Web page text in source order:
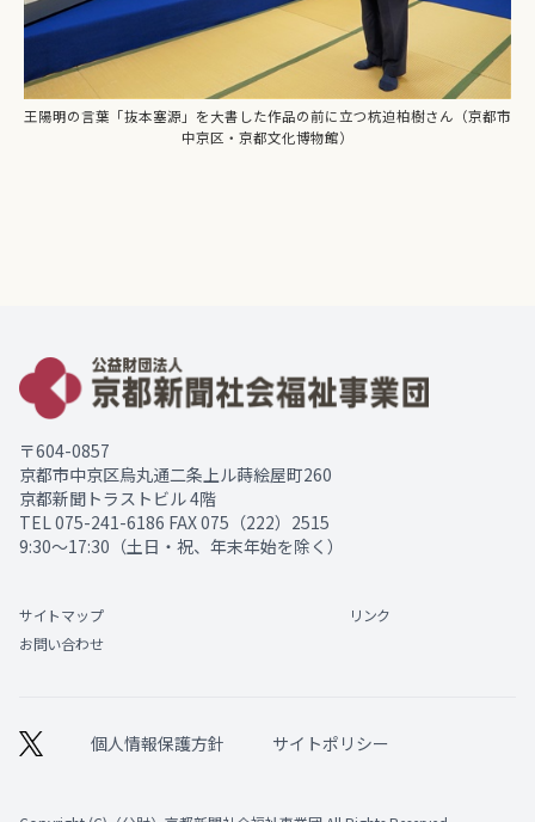
王陽明の言葉「抜本塞源」を大書した作品の前に立つ杭迫柏樹さん（京都市
中京区・京都文化博物館）
〒604-0857
京都市中京区烏丸通二条上ル蒔絵屋町260
京都新聞トラストビル 4階
TEL075-241-6186 FAX 075（222）2515
9:30～17:30（土日・祝、年末年始を除く）
サイトマップ
リンク
お問い合わせ
個人情報保護方針 サイトポリシー